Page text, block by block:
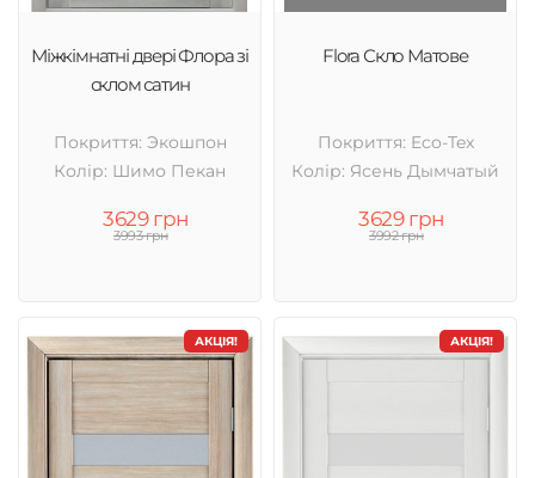
Міжкімнатні двері Флора зі
склом сатин
Покриття: Экошпон
Колір: Шимо Пекан
3629 грн
3993 грн
Flora Скло Матове
Покриття: Eco-Tex
Колір: Ясень Дымчатый
3629 грн
3992 грн
АКЦІЯ! АКЦІЯ!